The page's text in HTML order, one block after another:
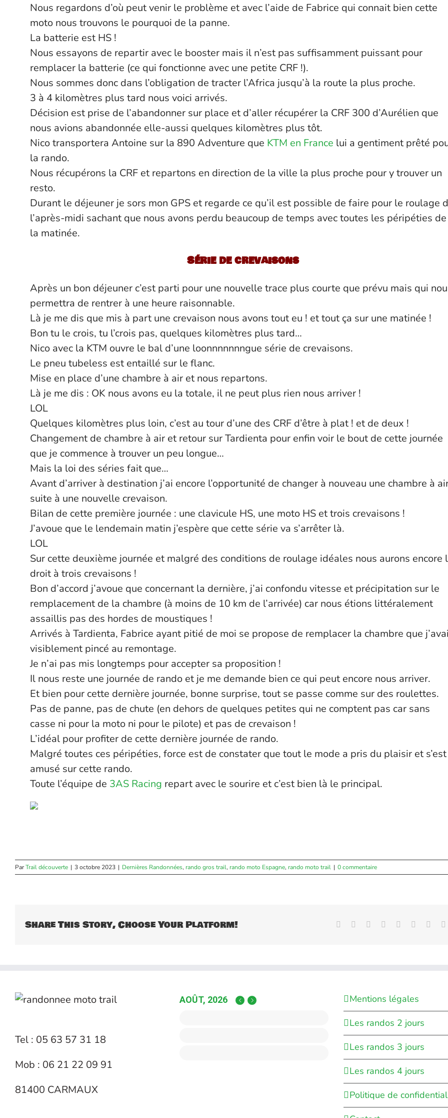
Nous regardons d’où peut venir le problème et avec l’aide de Fabrice qui connait bien cette
moto nous trouvons le pourquoi de la panne.
La batterie est HS !
Nous essayons de repartir avec le booster mais il n’est pas suffisamment puissant pour
remplacer la batterie (ce qui fonctionne avec une petite CRF !).
Nous sommes donc dans l’obligation de tracter l’Africa jusqu’à la route la plus proche.
3 à 4 kilomètres plus tard nous voici arrivés.
Décision est prise de l’abandonner sur place et d’aller récupérer la CRF 300 d’Aurélien que
nous avions abandonnée elle-aussi quelques kilomètres plus tôt.
Nico transportera Antoine sur la 890 Adventure que KTM en France lui a gentiment prêté
la rando.
Nous récupérons la CRF et repartons en direction de la ville la plus proche pour y trouver un
resto.
Durant le déjeuner je sors mon GPS et regarde ce qu’il est possible de faire pour le roulage
l’après-midi sachant que nous avons perdu beaucoup de temps avec toutes les péripéties de
la matinée.
Série de crevaisons
Après un bon déjeuner c’est parti pour une nouvelle trace plus courte que prévu mais qui
permettra de rentrer à une heure raisonnable.
Là je me dis que mis à part une crevaison nous avons tout eu ! et tout ça sur une matinée !
Bon tu le crois, tu l’crois pas, quelques kilomètres plus tard…
Nico avec la KTM ouvre le bal d’une loonnnnnnngue série de crevaisons.
Le pneu tubeless est entaillé sur le flanc.
Mise en place d’une chambre à air et nous repartons.
Là je me dis : OK nous avons eu la totale, il ne peut plus rien nous arriver !
LOL
Quelques kilomètres plus loin, c’est au tour d’une des CRF d’être à plat ! et de deux !
Changement de chambre à air et retour sur Tardienta pour enfin voir le bout de cette journée
que je commence à trouver un peu longue…
Mais la loi des séries fait que…
Avant d’arriver à destination j’ai encore l’opportunité de changer à nouveau une chambre à
suite à une nouvelle crevaison.
Bilan de cette première journée : une clavicule HS, une moto HS et trois crevaisons !
J’avoue que le lendemain matin j’espère que cette série va s’arrêter là.
LOL
Sur cette deuxième journée et malgré des conditions de roulage idéales nous aurons encore
droit à trois crevaisons !
Bon d’accord j’avoue que concernant la dernière, j’ai confondu vitesse et précipitation sur le
remplacement de la chambre (à moins de 10 km de l’arrivée) car nous étions littéralement
assaillis pas des hordes de moustiques !
Arrivés à Tardienta, Fabrice ayant pitié de moi se propose de remplacer la chambre que
visiblement pincé au remontage.
Je n’ai pas mis longtemps pour accepter sa proposition !
Il nous reste une journée de rando et je me demande bien ce qui peut encore nous arriver.
Et bien pour cette dernière journée, bonne surprise, tout se passe comme sur des roulettes.
Pas de panne, pas de chute (en dehors de quelques petites qui ne comptent pas car sans
casse ni pour la moto ni pour le pilote) et pas de crevaison !
L’idéal pour profiter de cette dernière journée de rando.
Malgré toutes ces péripéties, force est de constater que tout le mode a pris du plaisir et s’est
amusé sur cette rando.
Toute l’équipe de 3AS Racing repart avec le sourire et c’est bien là le principal.
ParTrail découverte | 3 octobre 2023 | Dernières Randonnées, rando gros trail, rando moto Espagne, rando moto trail | 0 commentaire
Share This Story, Choose Your Platform! Facebook Reddit LinkedInWhatsApp
Tumblr
Tel : 05 63 57 31 18
Mob : 06 21 22 09 91
81400 CARMAUX
AOÛT, 2026
Mentions légales
Les randos 2 jours
Les randos 3 jours
Les randos 4 jours
Politique de